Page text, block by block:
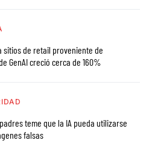
sitios de retail proveniente de
GenAI creció cerca de 160%
teme que la IA pueda utilizarse
falsas